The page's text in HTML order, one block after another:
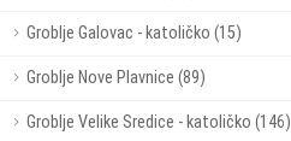
Groblje Galovac - katoličko (15)
Groblje Nove Plavnice (89)
Groblje Velike Sredice - katoličko (146)